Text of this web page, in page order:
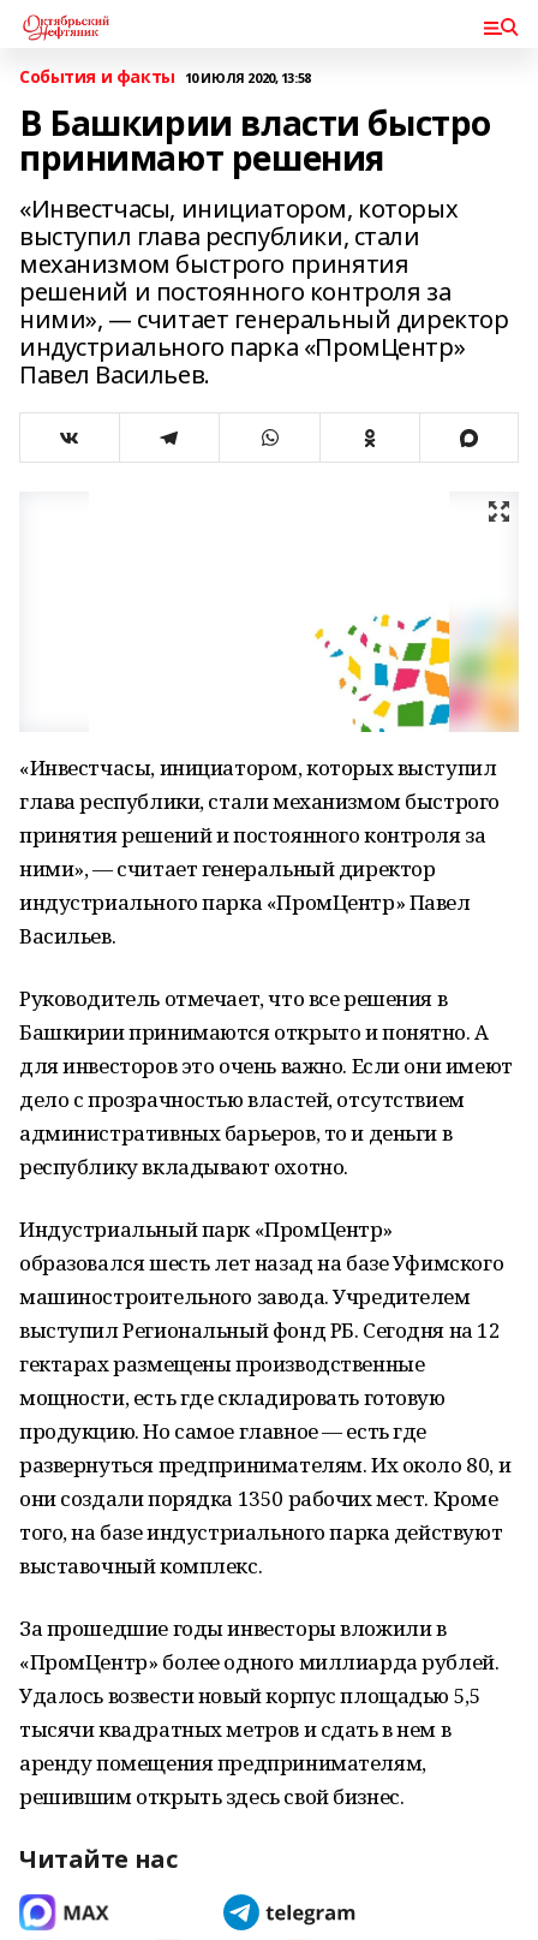
События и факты 10 ИЮЛЯ 2020, 13:58
В Башкирии власти быстро
принимают решения
«Инвестчасы, инициатором, которых
выступил глава республики, стали
механизмом быстрого принятия
решений и постоянного контроля за
ними», — считает генеральный директор
индустриального парка «ПромЦентр»
Павел Васильев.
«Инвестчасы, инициатором, которых выступил
глава республики, стали механизмом быстрого
принятия решений и постоянного контроля за
ними», — считает генеральный директор
индустриального парка «ПромЦентр» Павел
Васильев.
Руководитель отмечает, что все решения в
Башкирии принимаются открыто и понятно. А
для инвесторов это очень важно. Если они имеют
дело с прозрачностью властей, отсутствием
административных барьеров, то и деньги в
республику вкладывают охотно.
Индустриальный парк «ПромЦентр»
образовался шесть лет назад на базе Уфимского
машиностроительного завода. Учредителем
выступил Региональный фонд РБ. Сегодня на 12
гектарах размещены производственные
мощности, есть где складировать готовую
продукцию. Но самое главное — есть где
развернуться предпринимателям. Их около 80, и
они создали порядка 1350 рабочих мест. Кроме
того, на базе индустриального парка действуют
выставочный комплекс.
За прошедшие годы инвесторы вложили в
«ПромЦентр» более одного миллиарда рублей.
Удалось возвести новый корпус площадью 5,5
тысячи квадратных метров и сдать в нем в
аренду помещения предпринимателям,
решившим открыть здесь свой бизнес.
Читайте нас